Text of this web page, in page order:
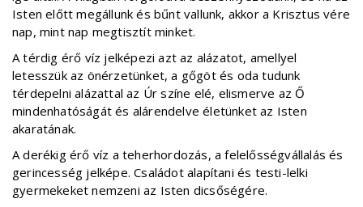
Isten előtt megállunk és bűnt vallunk, akkor a Krisztus vére
nap, mint nap megtisztít minket.
A térdig érő víz jelképezi azt az alázatot, amellyel
letesszük az önérzetünket, a gőgöt és oda tudunk
térdepelni alázattal az Úr színe elé, elismerve az Ő
mindenhatóságát és alárendelve életünket az Isten
akaratának.
A derékig érő víz a teherhordozás, a felelősségvállalás és
gerincesség jelképe. Családot alapítani és testi-lelki
gyermekeket nemzeni az Isten dicsőségére.